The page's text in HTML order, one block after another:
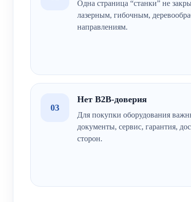
Одна страница “станки” не
лазерным, гибочным,
направлениям.
03
Нет B2B-доверия
Для покупки оборудования
документы, сервис, гарантия,
сторон.